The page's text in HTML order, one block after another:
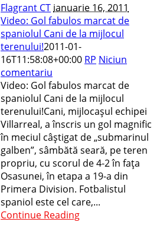
Flagrant CT ianuarie 16, 2011
Video: Gol fabulos marcat de
spaniolul Cani de la mijlocul
terenului!2011-01-
16T11:58:08+00:00 RP Niciun
comentariu
Video: Gol fabulos marcat de
spaniolul Cani de la mijlocul
terenului!Cani, mijlocaşul echipei
Villarreal, a înscris un gol magnific
în meciul câştigat de „submarinul
galben”, sâmbătă seară, pe teren
propriu, cu scorul de 4-2 în faţa
Osasunei, în etapa a 19-a din
Primera Division. Fotbalistul
spaniol este cel care,...
Continue Reading